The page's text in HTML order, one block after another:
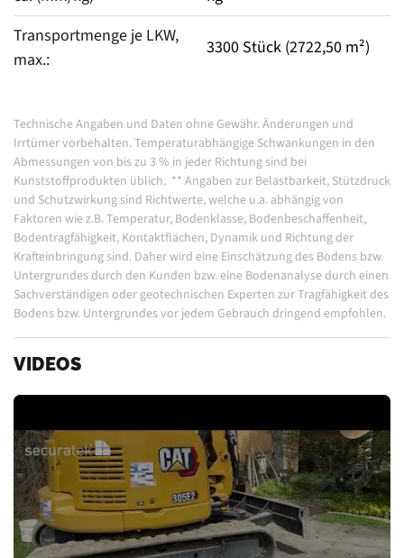
Transportmenge je LKW,
max.:
3300 Stück (2722,50 m²)
Technische Angaben und Daten ohne Gewähr. Änderungen und
Irrtümer vorbehalten.Temperaturabhängige Schwankungen in den
Abmessungen von bis zu 3 % in jeder Richtung sind bei
Kunststoffprodukten üblich. ** Angaben zur Belastbarkeit, Stützdruck
und Schutzwirkung sind Richtwerte, welche u.a. abhängig von
Faktoren wie z.B. Temperatur, Bodenklasse, Bodenbeschaffenheit,
Bodentragfähigkeit, Kontaktflächen, Dynamik und Richtung der
Krafteinbringung sind. Daher wird eine Einschätzung des Bodens bzw.
Untergrundes durch den Kunden bzw. eine Bodenanalyse durch einen
Sachverständigen oder geotechnischen Experten zur Tragfähigkeit des
Bodens bzw. Untergrundes vor jedem Gebrauch dringend empfohlen.
VIDEOS